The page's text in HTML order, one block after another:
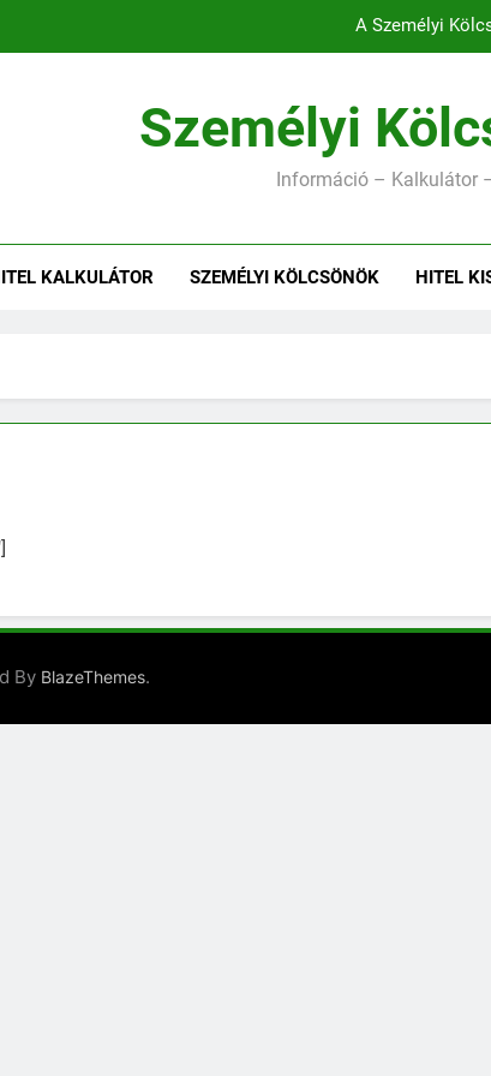
A Személyi
Személyi
Információ – Kalkulátor
KALKULÁTOR SZEMÉLYI KÖLCSÖNÖK HITEL
By BlazeThemes.